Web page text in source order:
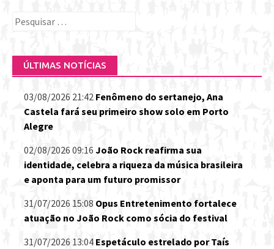
Pesquisar
ÚLTIMAS NOTÍCIAS
03/08/2026 21:42 Fenômeno do sertanejo, Ana
Castela fará seu primeiro show solo em Porto
Alegre
02/08/2026 09:16 João Rock reafirma sua
identidade, celebra a riqueza da música brasileira
e aponta para um futuro promissor
31/07/2026 15:08 Opus Entretenimento fortalece
atuação no João Rock como sócia do festival
31/07/2026 13:04 Espetáculo estrelado por Taís